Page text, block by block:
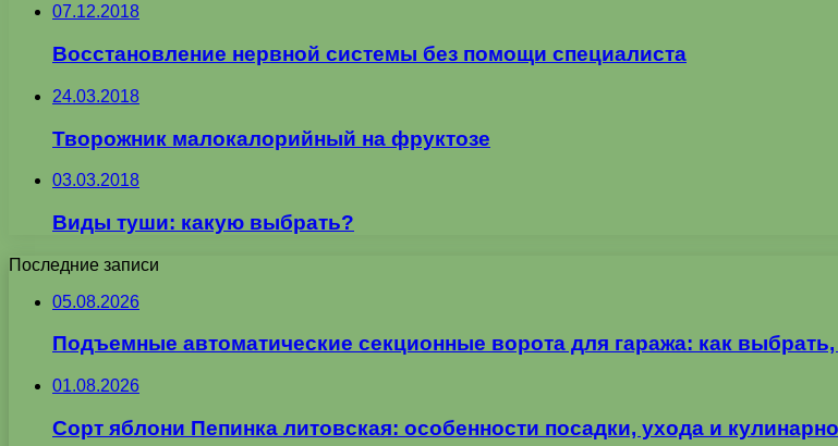
07.12.2018
Восстановление нервной системы без помощи специалиста
24.03.2018
Творожник малокалорийный на фруктозе
03.03.2018
Виды туши: какую выбрать?
Последние записи
05.08.2026
Подъемные автоматические секционные ворота для гаража: как
01.08.2026
Сорт яблони Пепинка литовская: особенности посадки, ухода и